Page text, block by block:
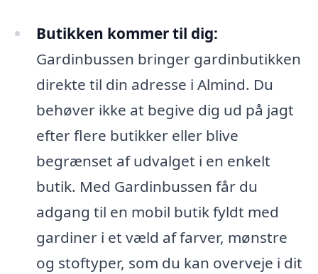
Butikken kommer til dig:
Gardinbussen bringer gardinbutikken
direkte til din adresse i Almind. Du
behøver ikke at begive dig ud på jagt
efter flere butikker eller blive
begrænset af udvalget i en enkelt
butik. Med Gardinbussen får du
adgang til en mobil butik fyldt med
gardiner i et væld af farver, mønstre
og stoftyper, som du kan overveje i dit